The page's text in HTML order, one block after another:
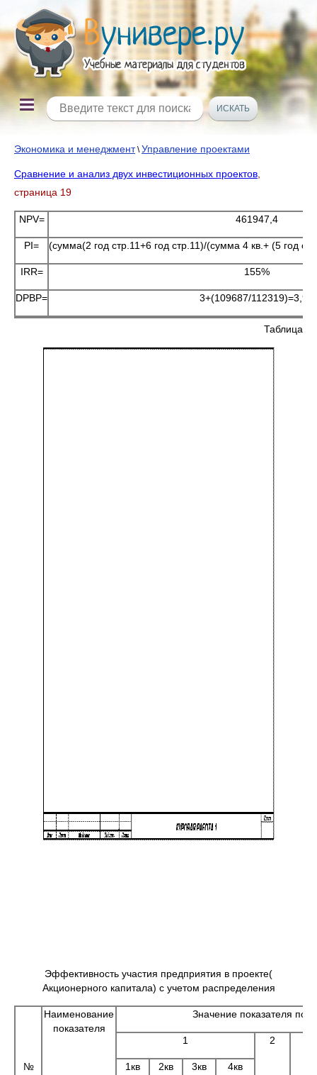
Экономика и менеджмент\Управление проектами
Сравнение и анализ двух инвестиционных проектов
страница 19
NPV= 461947,4
PI= (сумма(2 год стр.11+6 год стр.11)/(сумма 4 кв.+ (5 год
IRR= 155%
DPBP= 3+(109687/112319)=3,98
Таблица
Эффективность участия предприятия в проекте(
Акционерного капитала) с учетом распределения
№
Наименование
показателя
Значение показателя по
1 2
1кв 2кв 3кв 4кв